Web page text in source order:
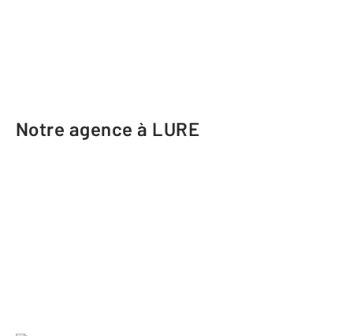
Notre agence à LURE